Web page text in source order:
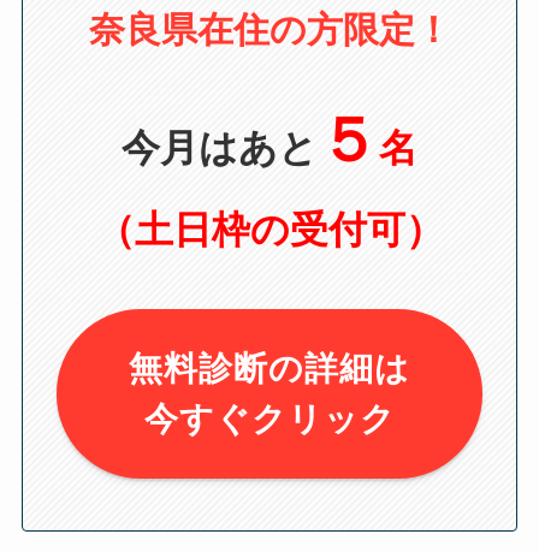
奈良県在住の方限定！
今月はあと ５ 名
（土日枠の受付可）
無料診断の詳細は
今すぐクリック